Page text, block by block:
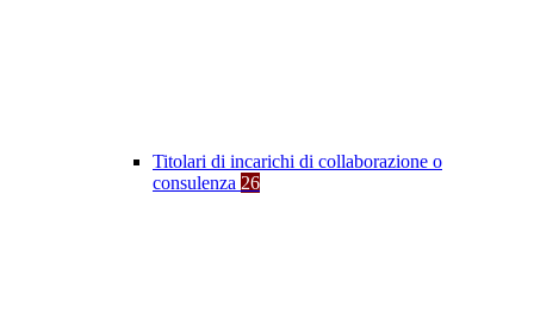
Titolari di incarichi di collaborazione o
consulenza 26